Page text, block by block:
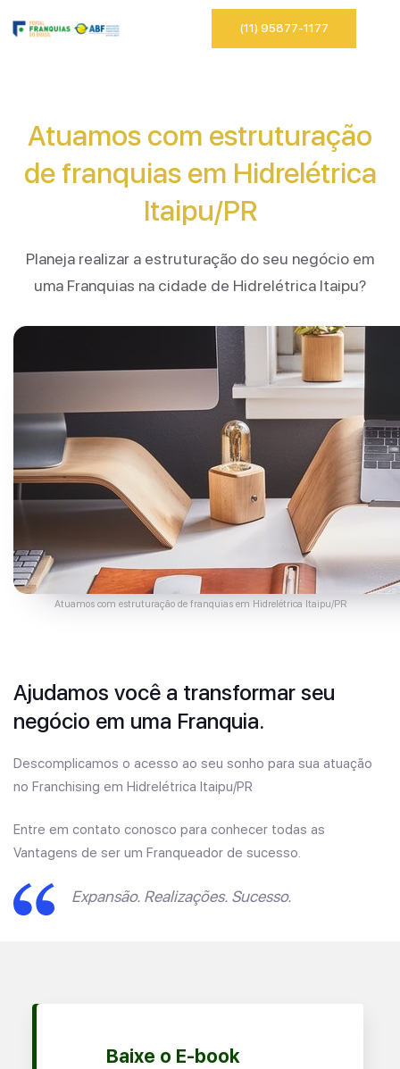
(11) 95877-1177
Atuamos com estruturação
de franquias em Hidrelétrica
Itaipu/PR
Planeja realizar a estruturação do seu negócio em
uma Franquias na cidade de Hidrelétrica Itaipu?
Atuamos com estruturação de franquias em Hidrelétrica Itaipu/PR
Ajudamos você a transformar seu
negócio em uma Franquia.
Descomplicamos o acesso ao seu sonho para sua atuação
no Franchising em Hidrelétrica Itaipu/PR
Entre em contato conosco para conhecer todas as
Vantagens de ser um Franqueador de sucesso.
Expansão. Realizações. Sucesso.
Baixe o E-book